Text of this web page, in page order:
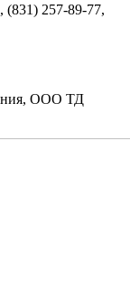
(831) 257-89-77,
ООО ТД